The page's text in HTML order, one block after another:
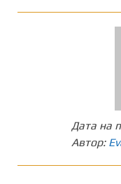
Дата на
Автор: